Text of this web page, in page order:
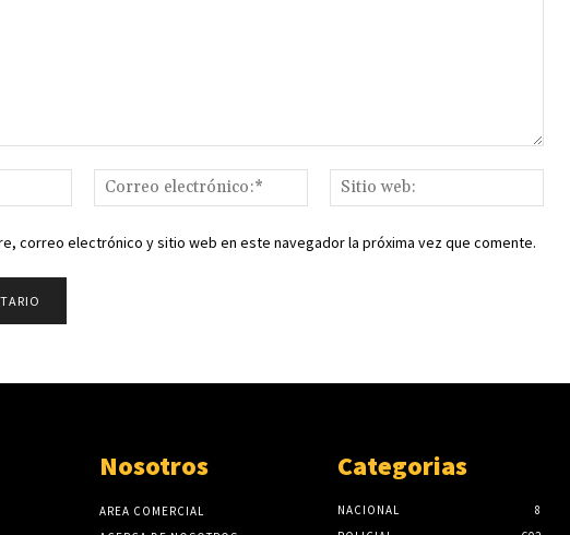
Nombre:*
Correo
electrónico:*
web:
correo electrónico y sitio web en este navegador la próxima vez que comente.
Nosotros
AREA COMERCIAL
Categorias
NACIONAL
8